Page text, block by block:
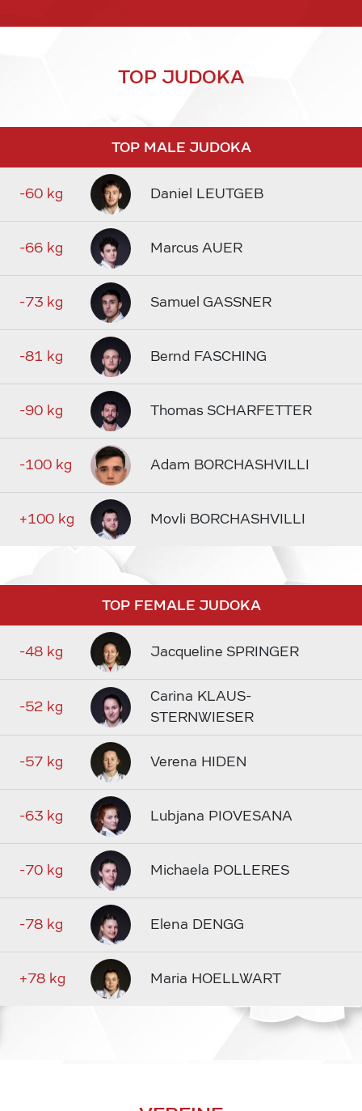
TOP JUDOKA
TOP MALE JUDOKA
-60 kg Daniel LEUTGEB
-66 kg Marcus AUER
-73 kg Samuel GASSNER
-81 kg Bernd FASCHING
-90 kg Thomas SCHARFETTER
-100 kg Adam BORCHASHVILLI
+100 kg Movli BORCHASHVILLI
TOP FEMALE JUDOKA
-48 kg Jacqueline SPRINGER
-52 kg
Carina KLAUS-
STERNWIESER
-57 kg Verena HIDEN
-63 kg Lubjana PIOVESANA
-70 kg Michaela POLLERES
-78 kg Elena DENGG
+78 kg Maria HOELLWART